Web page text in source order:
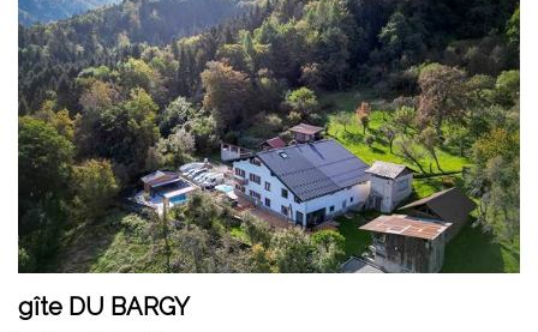
gîte DU BARGY